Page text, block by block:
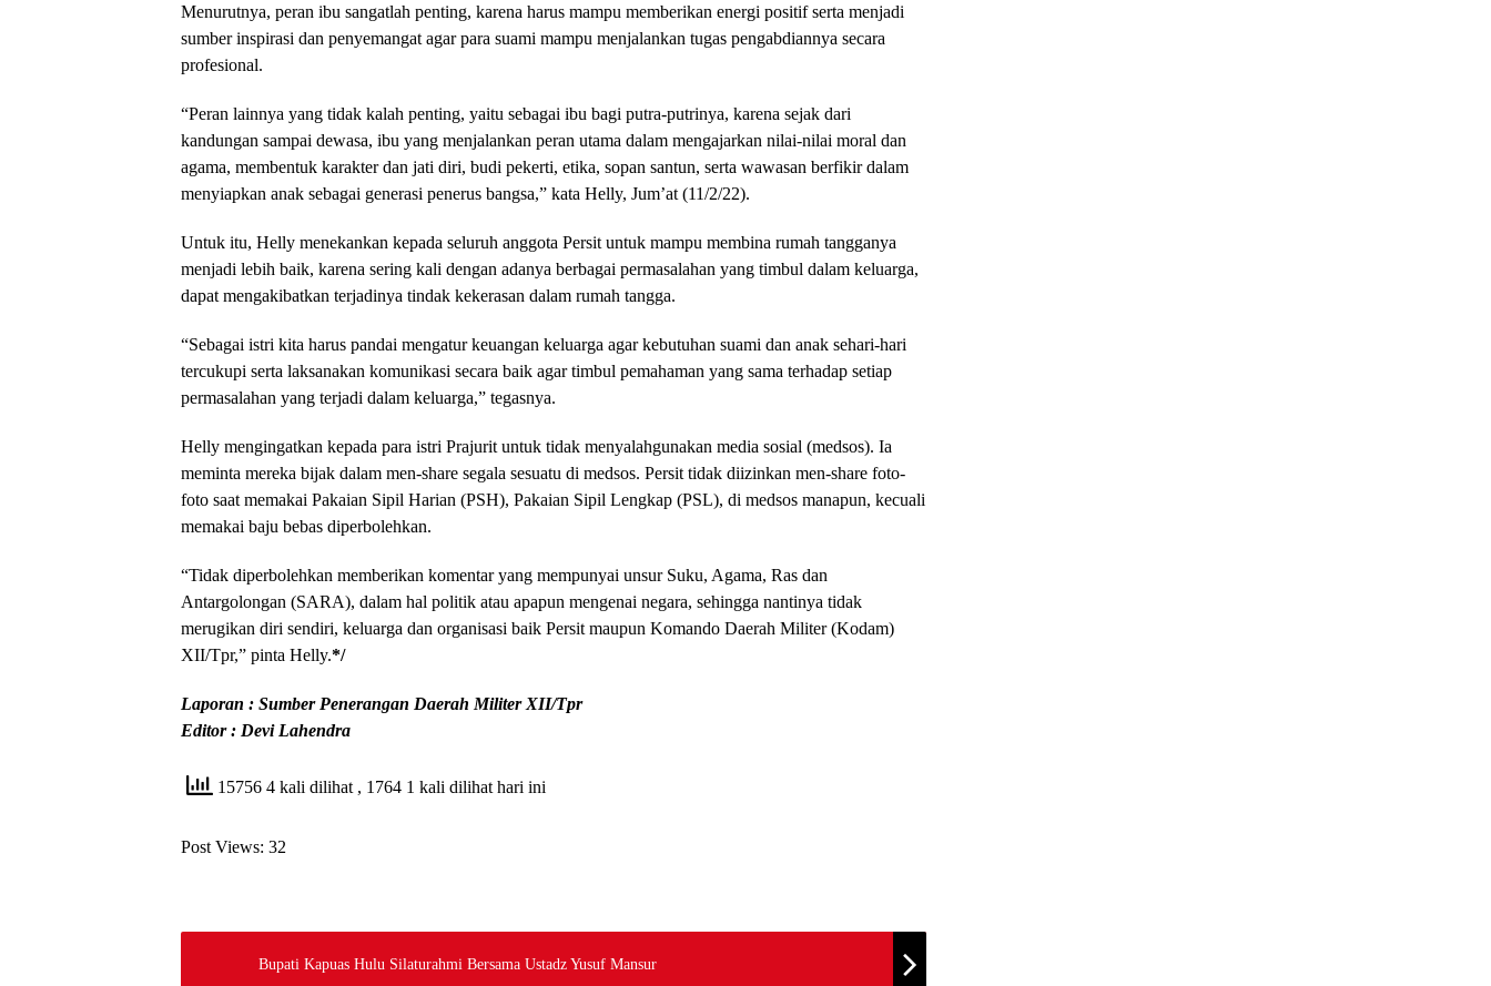
Menurutnya, peran ibu sangatlah penting, karena harus mampu memberikan energi positif serta menjadi
sumber inspirasi dan penyemangat agar para suami mampu menjalankan tugas pengabdiannya secara
profesional.
“Peran lainnya yang tidak kalah penting, yaitu sebagai ibu bagi putra-putrinya, karena sejak dari
kandungan sampai dewasa, ibu yang menjalankan peran utama dalam mengajarkan nilai-nilai moral dan
agama, membentuk karakter dan jati diri, budi pekerti, etika, sopan santun, serta wawasan berfikir dalam
menyiapkan anak sebagai generasi penerus bangsa,” kata Helly, Jum’at (11/2/22).
Untuk itu, Helly menekankan kepada seluruh anggota Persit untuk mampu membina rumah tangganya
menjadi lebih baik, karena sering kali dengan adanya berbagai permasalahan yang timbul dalam keluarga,
dapat mengakibatkan terjadinya tindak kekerasan dalam rumah tangga.
“Sebagai istri kita harus pandai mengatur keuangan keluarga agar kebutuhan suami dan anak sehari-hari
tercukupi serta laksanakan komunikasi secara baik agar timbul pemahaman yang sama terhadap setiap
permasalahan yang terjadi dalam keluarga,” tegasnya.
Helly mengingatkan kepada para istri Prajurit untuk tidak menyalahgunakan media sosial (medsos). Ia
meminta mereka bijak dalam men-share segala sesuatu di medsos. Persit tidak diizinkan men-share foto-
foto saat memakai Pakaian Sipil Harian (PSH), Pakaian Sipil Lengkap (PSL), di medsos manapun, kecuali
memakai baju bebas diperbolehkan.
“Tidak diperbolehkan memberikan komentar yang mempunyai unsur Suku, Agama, Ras dan
Antargolongan (SARA), dalam hal politik atau apapun mengenai negara, sehingga nantinya tidak
merugikan diri sendiri, keluarga dan organisasi baik Persit maupun Komando Daerah Militer (Kodam)
XII/Tpr,” pinta Helly.*/
Laporan : Sumber Penerangan Daerah Militer XII/Tpr
Editor : Devi Lahendra
15756 4 kali dilihat , 1764 1 kali dilihat hari ini
Post Views: 32
Bupati Kapuas Hulu Silaturahmi Bersama Ustadz Yusuf Mansur